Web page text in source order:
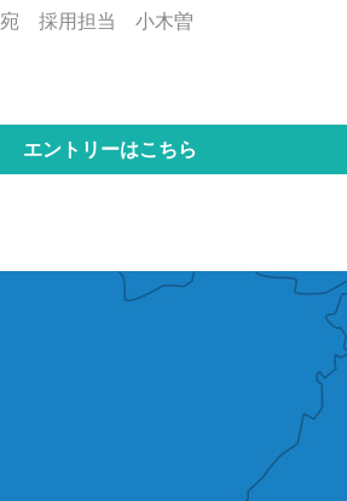
宛 採用担当 小木曽
エントリーはこちら